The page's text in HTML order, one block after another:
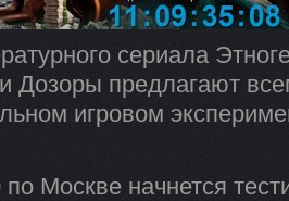
сериала
Дозоры предлагают
игровом
Москве начнется